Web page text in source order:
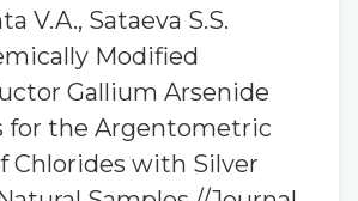
V.A., Sataeva S.S.
Modified
Gallium Arsenide
for the Argentometric
Chlorides with Silver